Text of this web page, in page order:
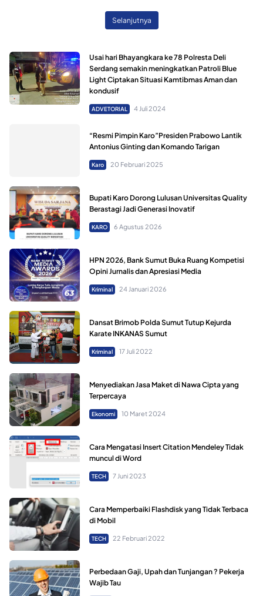
Selanjutnya
Usai hari Bhayangkara ke 78 Polresta Deli
Serdang semakin meningkatkan Patroli Blue
Light Ciptakan Situasi Kamtibmas Aman dan
kondusif
ADVETORIAL 4 Juli 2024
“Resmi Pimpin Karo”Presiden Prabowo Lantik
Antonius Ginting dan Komando Tarigan
Karo 20 Februari 2025
Bupati Karo Dorong Lulusan Universitas Quality
Berastagi Jadi Generasi Inovatif
KARO 6 Agustus 2026
HPN 2026, Bank Sumut Buka Ruang Kompetisi
Opini Jurnalis dan Apresiasi Media
Kriminal 24 Januari 2026
Dansat Brimob Polda Sumut Tutup Kejurda
Karate INKANAS Sumut
Kriminal 17 Juli 2022
Menyediakan Jasa Maket di Nawa Cipta yang
Terpercaya
Ekonomi 10 Maret 2024
Cara Mengatasi Insert Citation Mendeley Tidak
muncul di Word
TECH 7 Juni 2023
Cara Memperbaiki Flashdisk yang Tidak Terbaca
di Mobil
TECH 22 Februari 2022
Perbedaan Gaji, Upah dan Tunjangan ? Pekerja
Wajib Tau